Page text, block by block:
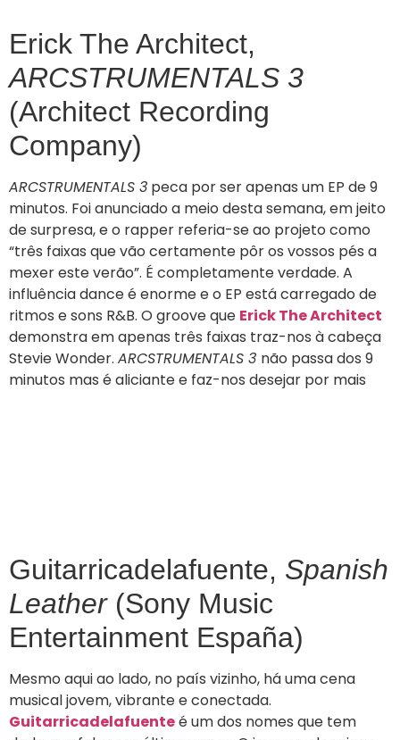
Erick The Architect,
ARCSTRUMENTALS 3
(Architect Recording
Company)
ARCSTRUMENTALS 3 peca por ser apenas um EP de 9
minutos. Foi anunciado a meio desta semana, em jeito
de surpresa, e o rapper referia-se ao projeto como
“três faixas que vão certamente pôr os vossos pés a
mexer este verão”. É completamente verdade. A
influência dance é enorme e o EP está carregado de
ritmos e sons R&B. O groove que Erick The Architect
demonstra em apenas três faixas traz-nos à cabeça
Stevie Wonder. ARCSTRUMENTALS 3 não passa dos 9
minutos mas é aliciante e faz-nos desejar por mais
Guitarricadelafuente, Spanish
Leather(Sony Music
Entertainment España)
Mesmo aqui ao lado, no país vizinho, há uma cena
musical jovem, vibrante e conectada.
Guitarricadelafuenteé um dos nomes que tem